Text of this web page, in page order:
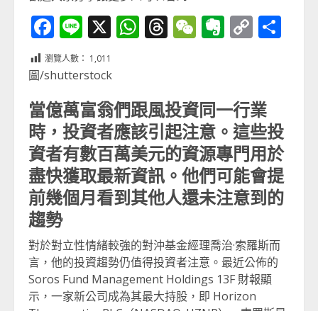
Facebook
Line
X WhatsApp
Threads
WeChat
Evernote
Copy
瀏覽人數： 1,011
圖/shutterstock
當億萬富翁們跟風投資同一行業
時，投資者應該引起注意。這些投
資者有數百萬美元的資源專門用於
盡快獲取最新資訊。他們可能會提
前幾個月看到其他人還未注意到的
趨勢
對於對立性情緒較強的對沖基金經理喬治·索羅斯而
言，他的投資趨勢仍值得投資者注意。最近公佈的
Soros Fund Management Holdings 13F 財報顯
示，一家新公司成為其最大持股，即 Horizon